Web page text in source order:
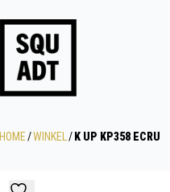
HOME/WINKEL / K UP KP358 ECRU